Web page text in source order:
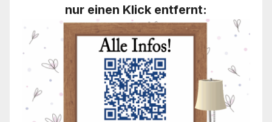
nur einen Klick entfernt: